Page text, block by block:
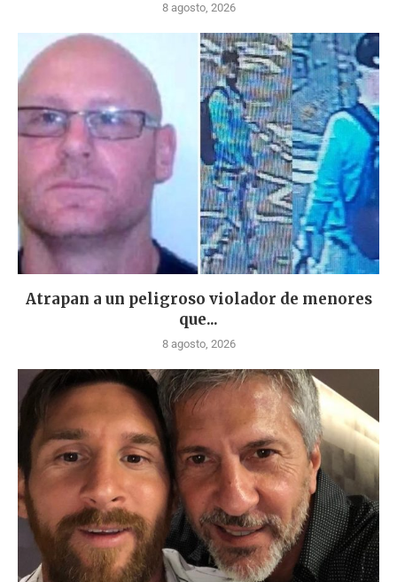
8 agosto, 2026
Atrapan a un peligroso violador de menores
que...
8 agosto, 2026